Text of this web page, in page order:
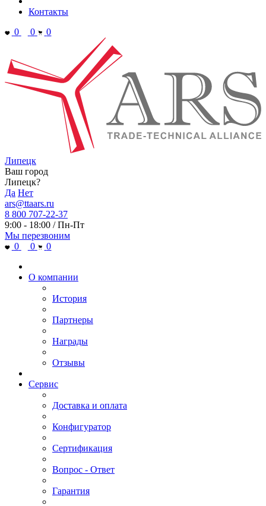
Контакты
0
0 0
Липецк
Ваш город
Липецк?
Да Нет
ars@ttaars.ru
8 800 707-22-37
9:00 - 18:00 / Пн-Пт
Мы перезвоним
0
0 0
О компании
История
Партнеры
Награды
Отзывы
Сервис
Доставка и оплата
Конфигуратор
Сертификация
Вопрос - Ответ
Гарантия